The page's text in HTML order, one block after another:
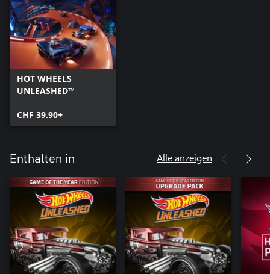
HOT WHEELS
UNLEASHED™
CHF 39.90+
Enthalten in Alle anzeigen